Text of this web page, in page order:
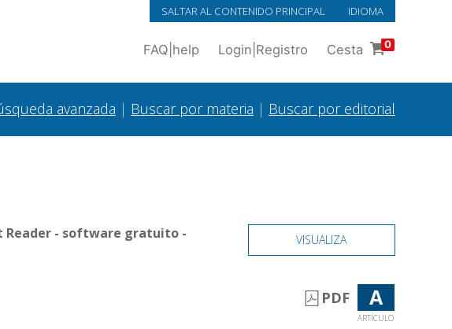
SALTAR AL CONTENIDO PRINCIPAL IDIOMA
FAQ help Login Registro Cesta 0
avanzada | Buscar por materia | Buscar por editorial
Reader - software gratuito -
VISUALIZA
PDF A
ARTÍCULO